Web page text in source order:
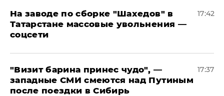
На заводе по сборке "Шахедов" в
Татарстане массовые увольнения —
соцсети
17:42
"Визит барина принес чудо", —
западные СМИ смеются над Путиным
после поездки в Сибирь
17:37